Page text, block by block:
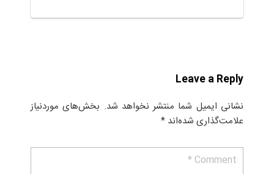
Leave a Reply
نشانی ایمیل شما منتشر نخواهد شد. بخش‌های موردنیاز
علامت‌گذاری شده‌اند *